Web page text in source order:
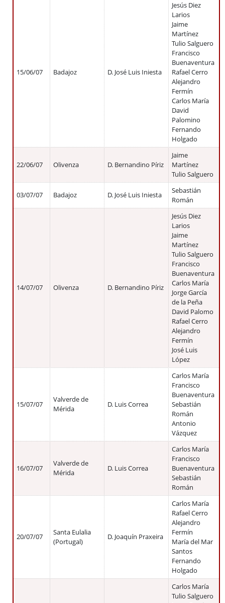
15/06/07 Badajoz D. José Luis Iniesta
Jesús Diez
Larios
Jaime
Martínez
Tulio Salguero
Francisco
Buenaventura
Rafael Cerro
Alejandro
Fermín
Carlos María
David
Palomino
Fernando
Holgado
22/06/07 Olivenza D. Bernandino Píriz
Jaime
Martínez
Tulio Salguero
03/07/07 Badajoz D. José Luis Iniesta
Sebastián
Román
14/07/07 Olivenza D. Bernandino Píriz
Jesús Diez
Larios
Jaime
Martínez
Tulio Salguero
Francisco
Buenaventura
Carlos María
Jorge García
de la Peña
David Palomo
Rafael Cerro
Alejandro
Fermín
José Luis
López
15/07/07
Valverde de
Mérida
D. Luis Correa
Carlos María
Francisco
Buenaventura
Sebastián
Román
Antonio
Vázquez
16/07/07
Valverde de
Mérida
D. Luis Correa
Carlos María
Francisco
Buenaventura
Sebastián
Román
20/07/07
Santa Eulalia
(Portugal)
D. Joaquín Praxeira
Carlos María
Rafael Cerro
Alejandro
Fermín
María del Mar
Santos
Fernando
Holgado
Carlos María
Tulio Salguero